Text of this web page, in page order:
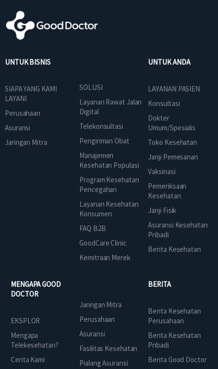
UNTUK BISNIS
SIAPA YANG KAMI
LAYANI
Perusahaan
Asuransi
Jaringan Mitra
SOLUSI
Layanan Rawat Jalan
Digital
Telekonsultasi
Pengiriman Obat
Manajemen
Kesehatan Populasi
Program Kesehatan
Pencegahan
Layanan Kesehatan
Konsumen
FAQ B2B
GoodCare Clinic
Kemitraan Merek
UNTUK ANDA
LAYANAN PASIEN
Konsultasi
Dokter
Umum/Spesialis
Toko Kesehatan
Janji Pemesanan
Vaksinasi
Pemeriksaan
Kesehatan
Janji Fisik
Asuransi Kesehatan
Pribadi
Berita Kesehatan
MENGAPA GOOD
DOCTOR
EKSPLOR
Mengapa
Telekesehatan?
Cerita Kami
Jaringan Mitra
Perusahaan
Asuransi
Fasilitas Kesehatan
Pialang Asuransi
BERITA
Berita Kesehatan
Perusahaan
Berita Kesehatan
Pribadi
Berita Good Doctor